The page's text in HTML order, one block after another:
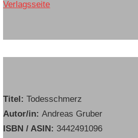
Verlagsseite
Titel:Todesschmerz
Autor/in:Andreas Gruber
ISBN / ASIN: 3442491096